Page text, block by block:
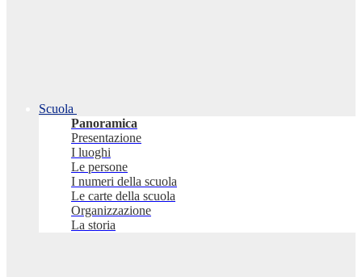
Scuola
Panoramica
Presentazione
I luoghi
Le persone
I numeri della scuola
Le carte della scuola
Organizzazione
La storia